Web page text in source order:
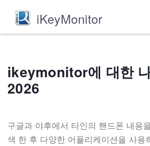
iKeyMonitor
ikeymonitor에 대한
2026
구글과 야후에서 타인의 핸드폰 내용
색 한 후 다양한 어플리케이션을 사용